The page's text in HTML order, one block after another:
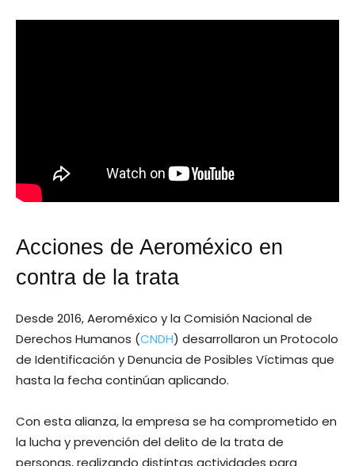
Acciones de Aeroméxico en
contra de la trata
Desde 2016, Aeroméxico y la Comisión Nacional de
Derechos Humanos (CNDH) desarrollaron un Protocolo
de Identificación y Denuncia de Posibles Víctimas que
hasta la fecha continúan aplicando.
Con esta alianza, la empresa se ha comprometido en
la lucha y prevención del delito de la trata de
personas, realizando distintas actividades para